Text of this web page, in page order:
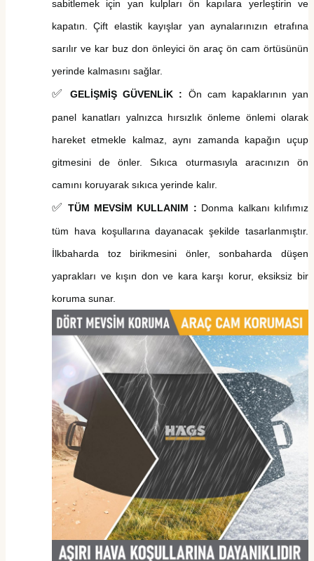
sabitlemek için yan kulpları ön kapılara yerleştirin ve
kapatın. Çift elastik kayışlar yan aynalarınızın etrafına
sarılır ve kar buz don önleyici ön araç ön cam örtüsünün
yerinde kalmasını sağlar.
✅ GELİŞMİŞ GÜVENLİK : Ön cam kapaklarının yan
panel kanatları yalnızca hırsızlık önleme önlemi olarak
hareket etmekle kalmaz, aynı zamanda kapağın uçup
gitmesini de önler. Sıkıca oturmasıyla aracınızın ön
camını koruyarak sıkıca yerinde kalır.
✅ TÜM MEVSİM KULLANIM : Donma kalkanı kılıfımız
tüm hava koşullarına dayanacak şekilde tasarlanmıştır.
İlkbaharda toz birikmesini önler, sonbaharda düşen
yaprakları ve kışın don ve kara karşı korur, eksiksiz bir
koruma sunar.